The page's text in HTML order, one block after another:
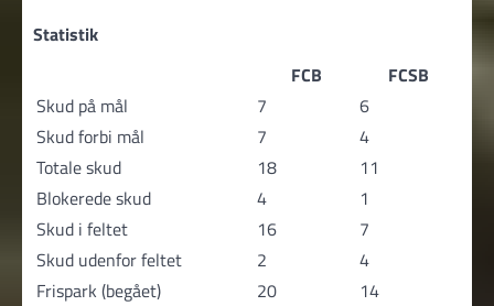
Statistik
FCB
FCSB
Skud på mål
7
6
Skud forbi mål
7
4
Totale skud
18
11
Blokerede skud
4
1
Skud i feltet
16
7
Skud udenfor feltet
2
4
Frispark (begået)
20
14